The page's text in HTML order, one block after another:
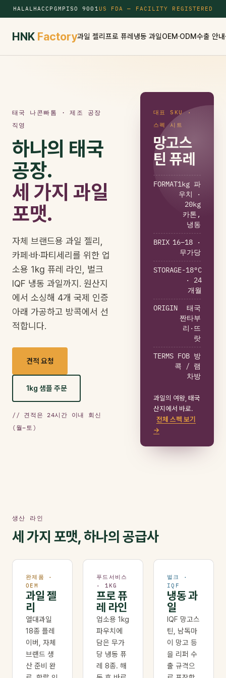
HALALHACCP GMP ISO 9001US FDA — FACILITY REGISTERED
HNK Factory과일 젤리프로 퓨레냉동 과일OEM·ODM수출 안내
태국 나콘빠톰 · 제조 공장
직영
하나의 태국
공장.
세 가지 과일
포맷.
자체 브랜드용 과일 젤리,
카페·바·파티세리를 위한 업
소용 1kg 퓨레 라인, 벌크
IQF 냉동 과일까지. 원산지
에서 소싱해 4개 국제 인증
아래 가공하고 방콕에서 선
적합니다.
견적 요청
1kg 샘플 주문
// 견적은 24시간 이내 회신
(월–토)
대표 SKU ·
스펙 시트
망고스
틴 퓨레
FORMAT1kg 파
우치 ·
20kg
카톤,
냉동
BRIX 16–18 ·
무가당
STORAGE-18°C
· 24
개월
ORIGIN
태국
짠타부
리·뜨
랏
TERMS FOB 방
콕 / 램
차방
과일의 여왕, 태국
산지에서 바로.
전체 스펙 보기
→
생산 라인
세 가지 포맷, 하나의 공급사
완제품 ·
OEM
과일 젤
리
열대과일
18종 플레
이버, 자체
브랜드 생
산 준비 완
푸드서비스
· 1KG
프로 퓨
레 라인
업소용 1kg
파우치에
담은 무가
당 냉동 퓨
레 8종. 해
벌크 ·
IQF
냉동 과
일
IQF 망고스
틴, 남독마
이 망고 등
을 리퍼 수
출 규격으